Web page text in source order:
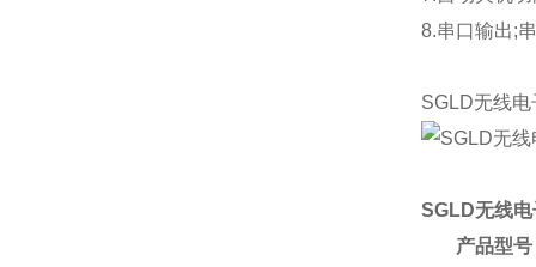
8.串口输出;
SGLD无线
SGLD无线
产品型号